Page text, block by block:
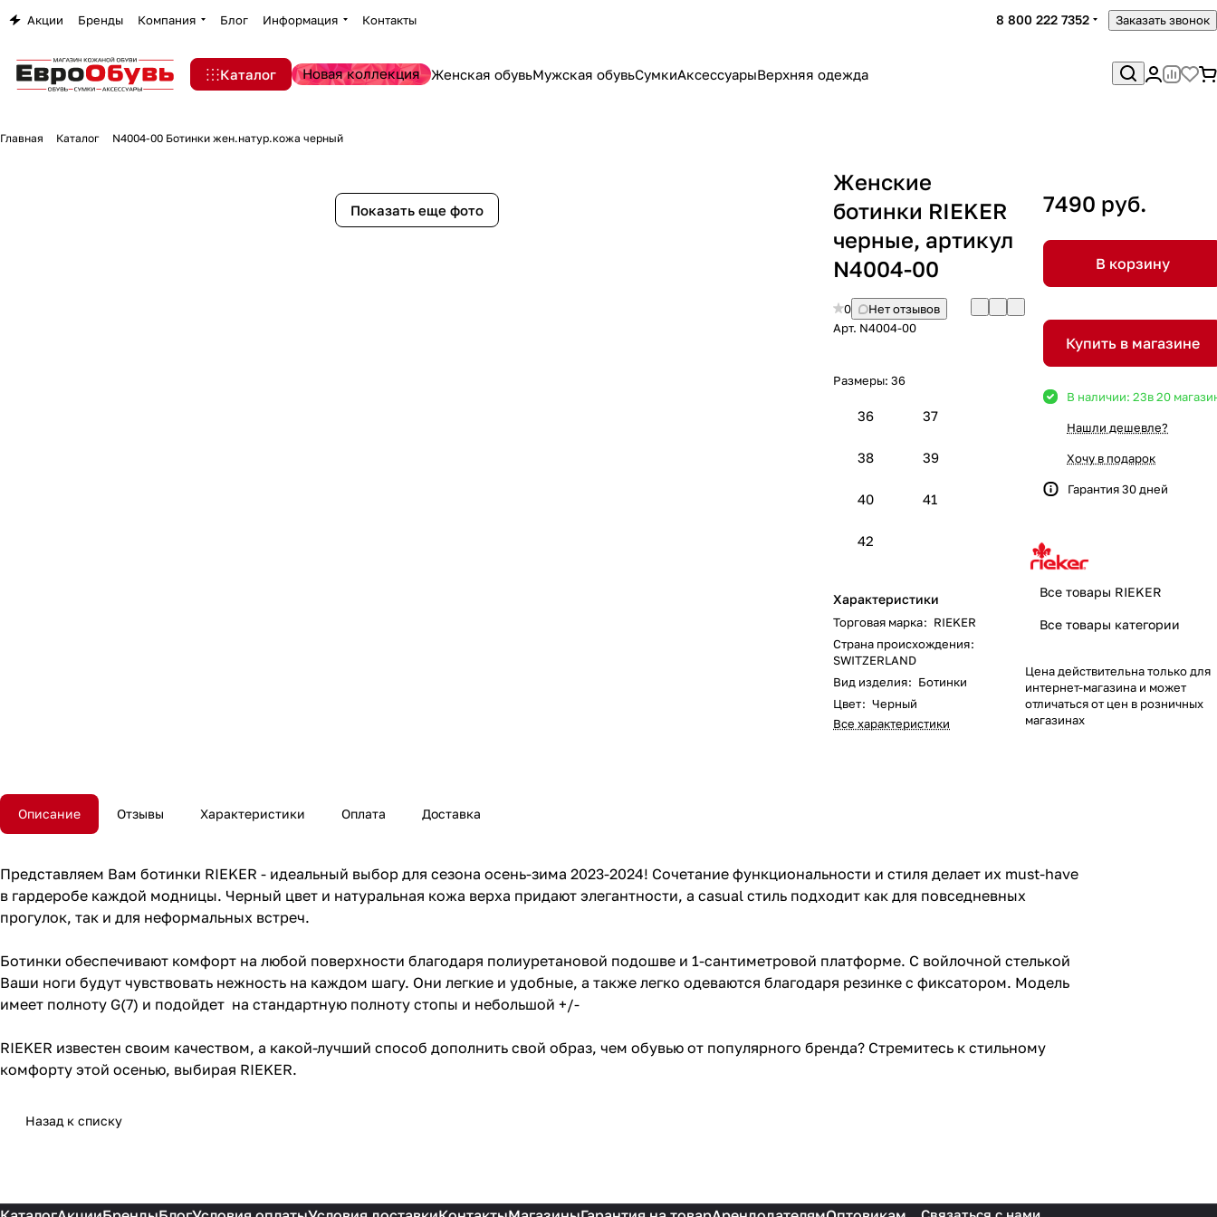
Акции Бренды Компания Блог Информация Контакты 8 800 222 7352 Заказать звонок
Каталог Новая коллекция Женская обувьМужская обувьСумкиАксессуарыВерхняя одежда
Главная Каталог N4004-00 Ботинки жен.натур.кожа черный
Показать еще фото
Женские
ботинки RIEKER
черные, артикул
N4004-00
0
Нет отзывов
Арт. N4004-00
Размеры: 36
36 37
38 39
40 41
42
Характеристики
Торговая марка: RIEKER
Страна происхождения:
SWITZERLAND
Вид изделия: Ботинки
Цвет: Черный
Все характеристики
7490 руб.
В корзину
Купить в магазине
В наличии: 23в 20
Нашли дешевле?
Хочу в подарок
Гарантия 30 дней
Все товары RIEKER
Все товары категории
Цена действительна только для
интернет-магазина и может
отличаться от цен в розничных
магазинах
Описание Отзывы Характеристики Оплата Доставка
Представляем Вам ботинки RIEKER - идеальный выбор для сезона осень-зима 2023-2024! Сочетание функциональности и стиля делает их must-have
в гардеробе каждой модницы. Черный цвет и натуральная кожа верха придают элегантности, а casual стиль подходит как для повседневных
прогулок, так и для неформальных встреч.
Ботинки обеспечивают комфорт на любой поверхности благодаря полиуретановой подошве и 1-сантиметровой платформе. С войлочной стелькой
Ваши ноги будут чувствовать нежность на каждом шагу. Они легкие и удобные, а также легко одеваются благодаря резинке с фиксатором. Модель
имеет полноту G(7) и подойдет на стандартную полноту стопы и небольшой +/-
RIEKER известен своим качеством, а какой-лучший способ дополнить свой образ, чем обувью от популярного бренда? Стремитесь к стильному
комфорту этой осенью, выбирая RIEKER.
Назад к списку